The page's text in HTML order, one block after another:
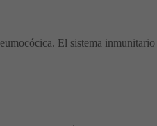
El sistema